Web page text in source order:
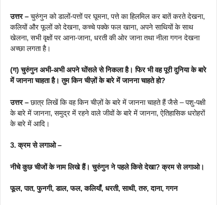
उत्तर –चुरुंगुन को डालों-पत्तों पर घूमना, पत्ते का हिलमिल कर बातें करते देखना,
कलियों और फूलों को देखना, कच्चे पक्के फल खाना, अपने साथियों के साथ
खेलना, सभी वृक्षों पर आना-जाना, धरती की ओर जाना तथा नीला गगन देखना
अच्छा लगता है।
(ग) चुरुंगुन अभी-अभी अपने घोंसले से निकला है। फिर भी वह पूरी दुनिया के बारे
में जानना चाहता है। तुम किन चीज़ों के बारे में जानना चाहते हो?
उत्तर –छात्र लिखें कि वह किन चीज़ों के बारे में जानना चाहते हैं जैसे – पशु-पक्षी
के बारे में जानना, समुद्र में रहने वाले जीवों के बारे में जानना, ऐतिहासिक धरोहरों
के बारे में आदि।
3. क्रम से लगाओ –
नीचे कुछ चीजों के नाम लिखे हैं। चुरुंगुन ने पहले किसे देखा? क्रम से लगाओ।
फूल, पात, फुनगी, डाल, फल, कलियाँ, धरती, साथी, तरु, दाना, गगन